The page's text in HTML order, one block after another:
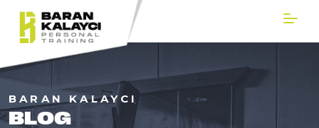
BARAN KALAYCI
BLOG